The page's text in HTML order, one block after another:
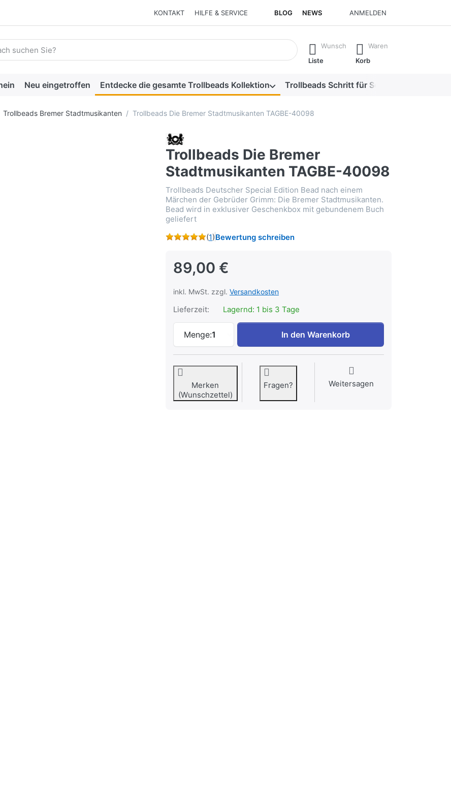
KONTAKT HILFE & SERVICE BLOG NEWS ANMELDEN
Suchbegriff ein. Während Sie tippen, erscheinen automatisch erste Ergebnisse. Drücken Sie die Eingabetaste, um alle
Wunsch
Liste
Waren
Korb
Neu eingetroffen Entdecke die gesamte Trollbeads Kollektion Trollbeads Schritt für Schritt
Trollbeads Bremer Stadtmusikanten Trollbeads Die Bremer Stadtmusikanten TAGBE-40098
Trollbeads Die Bremer
Stadtmusikanten TAGBE-40098
Trollbeads Deutscher Special Edition Bead nach einem
Märchen der Gebrüder Grimm: Die Bremer Stadtmusikanten.
Bead wird in exklusiver Geschenkbox mit gebundenem Buch
geliefert
(1)Bewertung schreiben
89,00 €
inkl. MwSt. zzgl. Versandkosten
Lieferzeit: Lagernd: 1 bis 3 Tage
Menge:1
Trollbeads Die Bremer Stadtmusikanten TAGBE-40098 zu
In den Warenkorb
Merken
(Wunschzettel)
Fragen? Weitersagen